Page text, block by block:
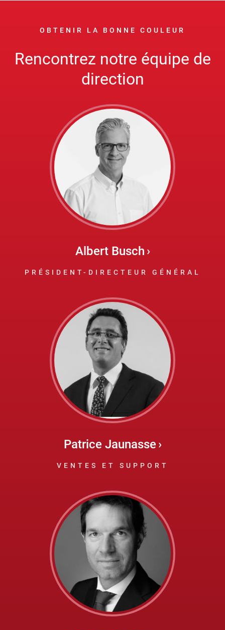
OBTENIR LA BONNE COULEUR
Rencontrez notre équipe de
direction
Albert Busch
PRÉSIDENT-DIRECTEUR GÉNÉRAL
Patrice Jaunasse
VENTES ET SUPPORT